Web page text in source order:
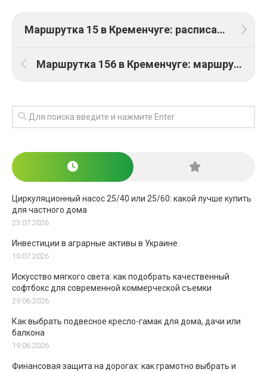
Маршрутка 15 в Кременчуге: расписание движения и схема маршрута
Маршрутка 156 в Кременчуге: маршрут следования, график и тариф
Циркуляционный насос 25/40 или 25/60: какой лучше купить
для частного дома
23.07.2026
Инвестиции в аграрные активы в Украине
10.07.2026
Искусство мягкого света: как подобрать качественный
софтбокс для современной коммерческой съемки
29.06.2026
Как выбрать подвесное кресло-гамак для дома, дачи или
балкона
19.06.2026
Финансовая защита на дорогах: как грамотно выбрать и